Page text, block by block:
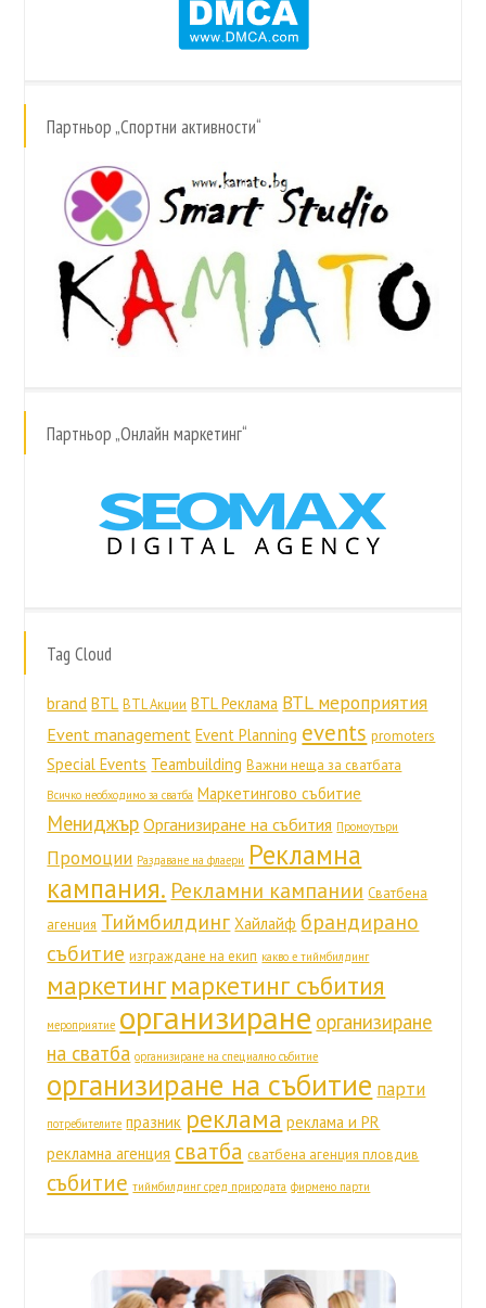
Партньор „Спортни активности“
Партньор „Онлайн маркетинг“
Tag Cloud
brand BTL BTL Акции BTL Реклама BTL мероприятия
Event management Event Planning events promoters
Special Events Teambuilding Важни неща за сватбата
Всичко необходимо за сватба Маркетингово събитие
Мениджър Организиране на събития Промоутъри
Промоции Раздаване на флаери Рекламна
кампания. Рекламни кампании Сватбена
агенция Тиймбилдинг Хайлайф брандирано
събитие изграждане на екип какво е тиймбилдинг
маркетинг маркетинг събития
мероприятие организиране организиране
на сватба организиране на специално събитие
организиране на събитие парти
потребителите празник реклама реклама и PR
рекламна агенция сватба сватбена агенция пловдив
събитие тиймбилдинг сред природата фирмено парти